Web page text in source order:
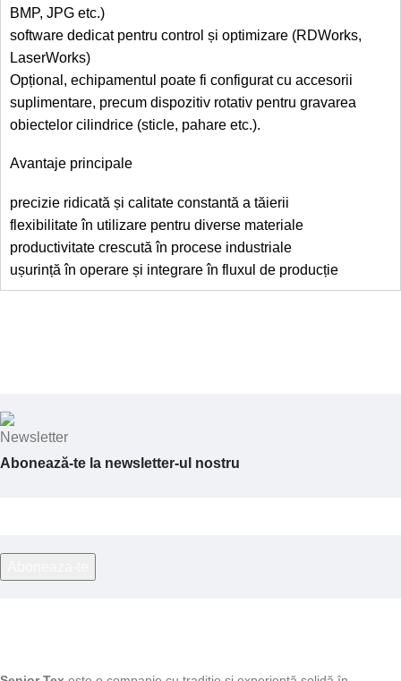
BMP, JPG etc.)
software dedicat pentru control și optimizare (RDWorks,
LaserWorks)
Opțional, echipamentul poate fi configurat cu accesorii
suplimentare, precum dispozitiv rotativ pentru gravarea
obiectelor cilindrice (sticle, pahare etc.).
Avantaje principale
precizie ridicată și calitate constantă a tăierii
flexibilitate în utilizare pentru diverse materiale
productivitate crescută în procese industriale
ușurință în operare și integrare în fluxul de producție
Abonează-te la newsletter-ul nostru